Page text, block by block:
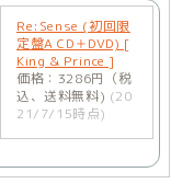
Re:Sense (初回限
定盤A CD＋DVD) [
King & Prince ]
価格：3286円（税
込、送料無料) (20
21/7/15時点)